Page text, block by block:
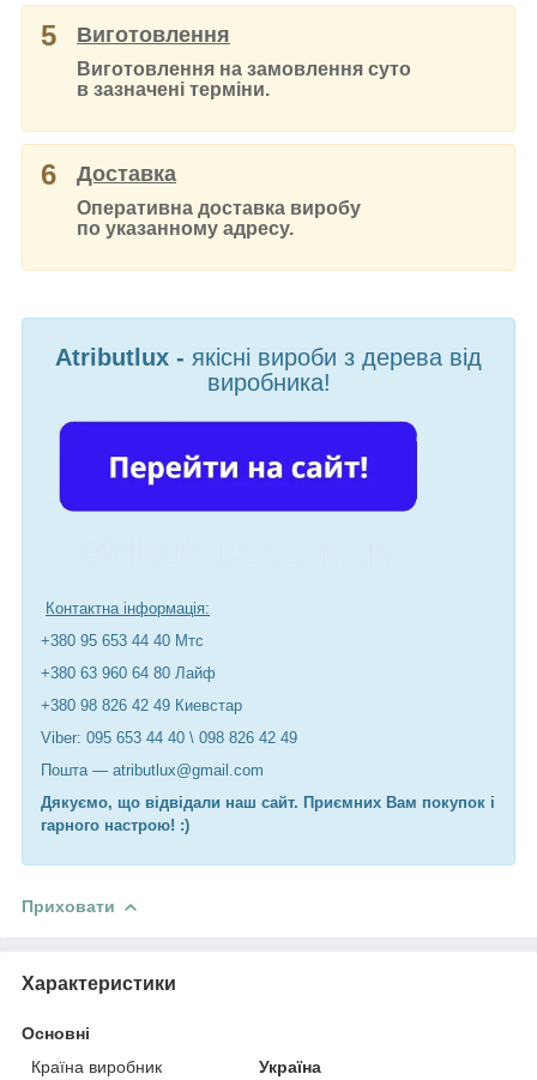
5 Виготовлення
Виготовлення на замовлення суто
в зазначені терміни.
6 Доставка
Оперативна доставка виробу
по указанному адресу.
Atributlux - якісні вироби з дерева від
виробника!
Контактна інформація:
+380 95 653 44 40 Мтс
+380 63 960 64 80 Лайф
+380 98 826 42 49 Киевстар
Viber: 095 653 44 40 \ 098 826 42 49
Пошта — atributlux@gmail.com
Дякуємо, що відвідали наш сайт. Приємних Вам покупок і
гарного настрою! :)
Приховати
Характеристики
Основні
Країна виробник
Україна